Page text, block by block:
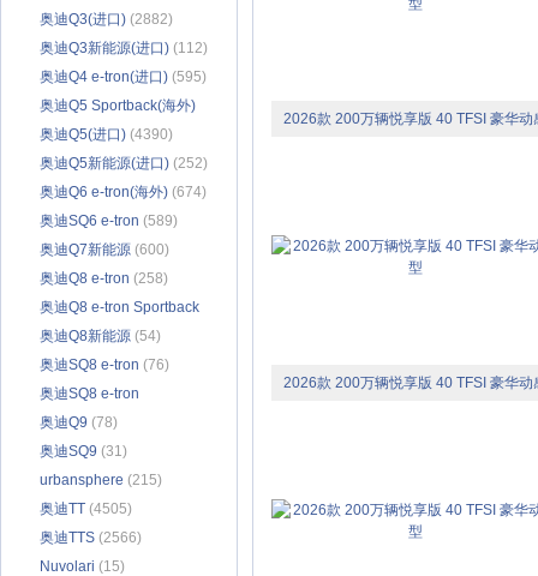
(103)
奥迪Q3(进口) (2882)
奥迪Q3新能源(进口) (112)
奥迪Q4 e-tron(进口) (595)
奥迪Q5 Sportback(海外)
(23)
奥迪Q5(进口) (4390)
奥迪Q5新能源(进口) (252)
奥迪Q6 e-tron(海外) (674)
奥迪SQ6 e-tron (589)
奥迪Q7新能源 (600)
奥迪Q8 e-tron (258)
奥迪Q8 e-tron Sportback
(119)
奥迪Q8新能源 (54)
奥迪SQ8 e-tron (76)
奥迪SQ8 e-tron
Sportback(203)
奥迪Q9 (78)
奥迪SQ9 (31)
urbansphere (215)
奥迪TT (4505)
奥迪TTS (2566)
Nuvolari (15)
2026款 200万辆悦享版 40 TFSI 豪华动
2026款 200万辆悦享版 40 TFSI 豪华动